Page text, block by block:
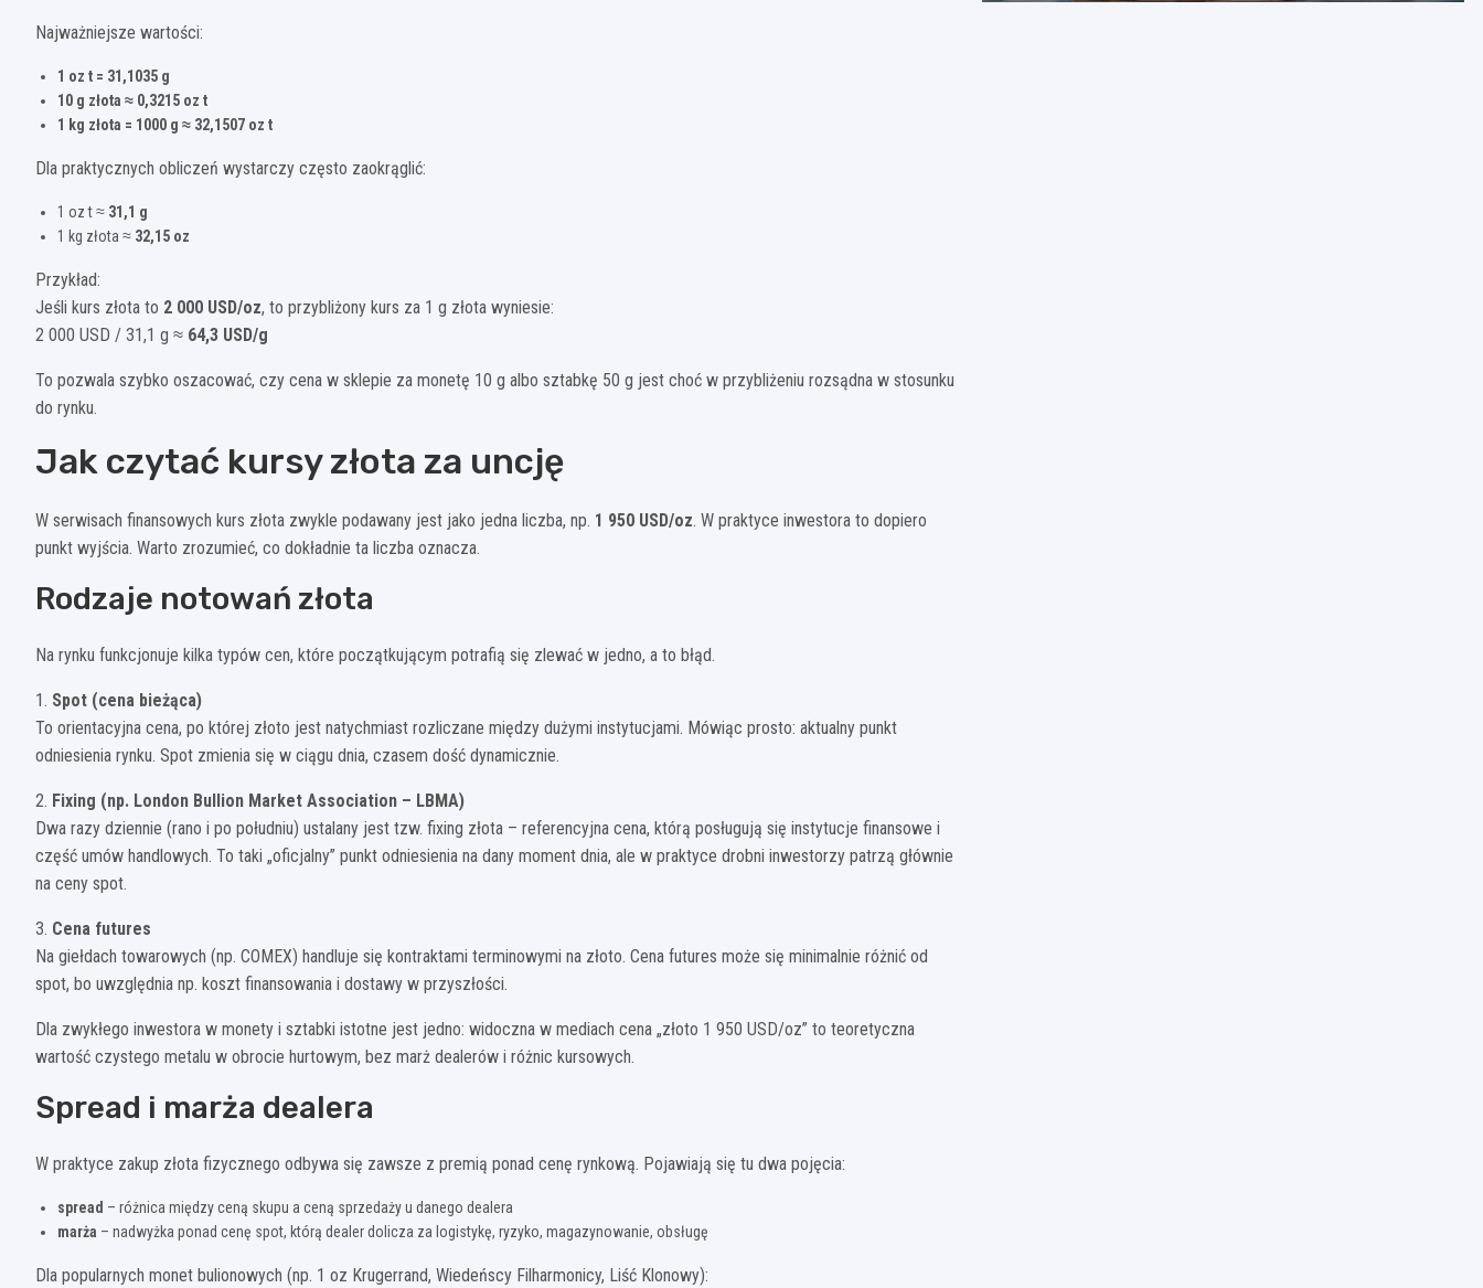
Najważniejsze wartości:
1 oz t = 31,1035 g
10 g złota ≈ 0,3215 oz t
1 kg złota = 1000 g ≈ 32,1507 oz t
Dla praktycznych obliczeń wystarczy często zaokrąglić:
1 oz t ≈ 31,1 g
1 kg złota ≈ 32,15 oz
Przykład:
Jeśli kurs złota to 2 000 USD/oz, to przybliżony kurs za 1 g złota wyniesie:
2 000 USD / 31,1 g ≈ 64,3 USD/g
To pozwala szybko oszacować, czy cena w sklepie za monetę 10 g albo sztabkę 50 g jest choć w przybliżeniu rozsądna w stosunku
do rynku.
Jak czytać kursy złota za uncję
W serwisach finansowych kurs złota zwykle podawany jest jako jedna liczba, np. 1 950 USD/oz. W praktyce inwestora to dopiero
punkt wyjścia. Warto zrozumieć, co dokładnie ta liczba oznacza.
Rodzaje notowań złota
Na rynku funkcjonuje kilka typów cen, które początkującym potrafią się zlewać w jedno, a to błąd.
1. Spot (cena bieżąca)
To orientacyjna cena, po której złoto jest natychmiast rozliczane między dużymi instytucjami. Mówiąc prosto: aktualny punkt
odniesienia rynku. Spot zmienia się w ciągu dnia, czasem dość dynamicznie.
2. Fixing (np. London Bullion Market Association – LBMA)
Dwa razy dziennie (rano i po południu) ustalany jest tzw. fixing złota – referencyjna cena, którą posługują się instytucje finansowe i
część umów handlowych. To taki „oficjalny” punkt odniesienia na dany moment dnia, ale w praktyce drobni inwestorzy patrzą głównie
na ceny spot.
3. Cena futures
Na giełdach towarowych (np. COMEX) handluje się kontraktami terminowymi na złoto. Cena futures może się minimalnie różnić od
spot, bo uwzględnia np. koszt finansowania i dostawy w przyszłości.
Dla zwykłego inwestora w monety i sztabki istotne jest jedno: widoczna w mediach cena „złoto 1 950 USD/oz” to teoretyczna
wartość czystego metalu w obrocie hurtowym, bez marż dealerów i różnic kursowych.
Spread i marża dealera
W praktyce zakup złota fizycznego odbywa się zawsze z premią ponad cenę rynkową. Pojawiają się tu dwa pojęcia:
spread – różnica między ceną skupu a ceną sprzedaży u danego dealera
marża – nadwyżka ponad cenę spot, którą dealer dolicza za logistykę, ryzyko, magazynowanie, obsługę
Dla popularnych monet bulionowych (np. 1 oz Krugerrand, Wiedeńscy Filharmonicy, Liść Klonowy):